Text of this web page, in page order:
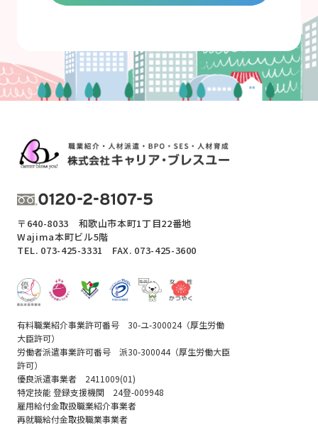
〒640-8033 和歌山市本町1丁目22番地
Wajima本町ビル5階
TEL. 073-425-3331 FAX. 073-425-3600
有料職業紹介事業許可番号 30-ユ-300024（厚生労働
大臣許可）
労働者派遣事業許可番号 派30-300044（厚生労働大臣
許可）
優良派遣事業者 2411009(01)
特定技能 登録支援機関 24登-009948
雇用給付金取扱職業紹介事業者
再就職給付金取扱職業事業者